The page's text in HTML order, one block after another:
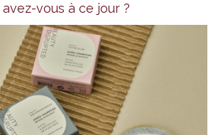
vous à ce jour ?